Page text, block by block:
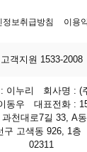
정보취급방침 이용
고객지원 1533-2008
이누리 회사명 : (
동우 대표전화 :
천대로7길 33, A
구 고색동 926, 1
02311